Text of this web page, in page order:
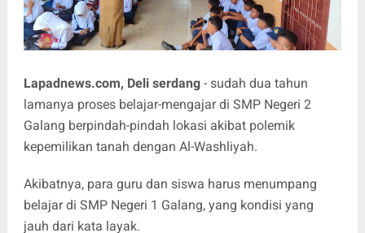
Lapadnews.com, Deli serdang- sudah dua tahun
lamanya proses belajar-mengajar di SMP Negeri 2
Galang berpindah-pindah lokasi akibat polemik
kepemilikan tanah dengan Al-Washliyah.
Akibatnya, para guru dan siswa harus menumpang
belajar di SMP Negeri 1 Galang, yang kondisi yang
jauh dari kata layak.